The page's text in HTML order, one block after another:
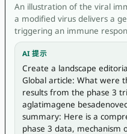
An illustration of the viral
a modified virus delivers a
triggering an immune
AI 提示
Create a landscape
Global article: What were
results from the phase 3
aglatimagene
summary: Here is a
phase 3 data, mechanism